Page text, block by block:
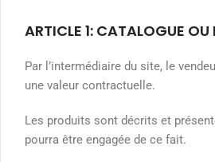
ARTICLE 1: CATALOGUE OU
Par l’intermédiaire du site, le
une valeur contractuelle.
Les produits sont décrits et
pourra être engagée de ce fait.